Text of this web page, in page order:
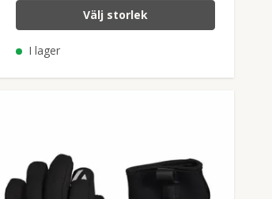
Välj storlek
I lager